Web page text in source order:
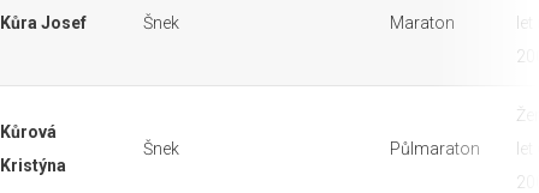
Kůra Josef Šnek Maraton
Kůrová
Kristýna
Šnek Půlmaraton